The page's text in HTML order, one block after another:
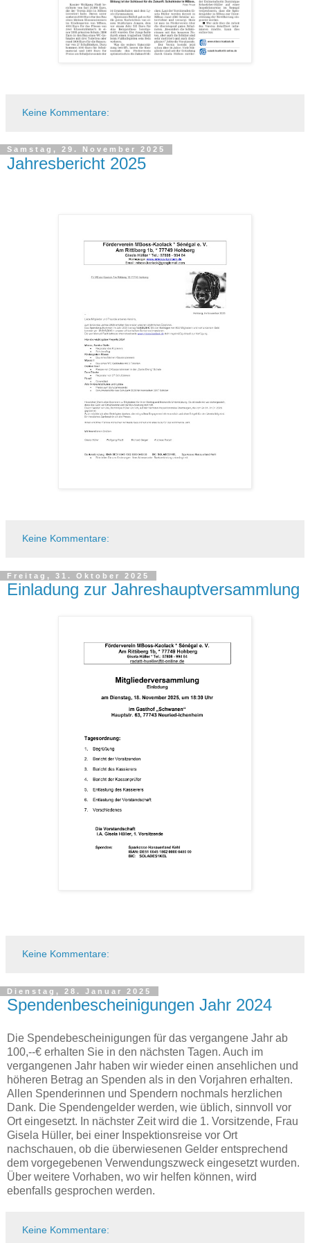
Keine Kommentare:
Samstag, 29. November 2025
Jahresbericht 2025
Keine Kommentare:
Freitag, 31. Oktober 2025
Einladung zur Jahreshauptversammlung
Keine Kommentare:
Dienstag, 28. Januar 2025
Spendenbescheinigungen Jahr 2024
Die Spendebescheinigungen für das vergangene Jahr ab
100,--€ erhalten Sie in den nächsten Tagen. Auch im
vergangenen Jahr haben wir wieder einen ansehlichen und
höheren Betrag an Spenden als in den Vorjahren erhalten.
Allen Spenderinnen und Spendern nochmals herzlichen
Dank. Die Spendengelder werden, wie üblich, sinnvoll vor
Ort eingesetzt. In nächster Zeit wird die 1. Vorsitzende, Frau
Gisela Hüller, bei einer Inspektionsreise vor Ort
nachschauen, ob die überwiesenen Gelder entsprechend
dem vorgegebenen Verwendungszweck eingesetzt wurden.
Über weitere Vorhaben, wo wir helfen können, wird
ebenfalls gesprochen werden.
Keine Kommentare: